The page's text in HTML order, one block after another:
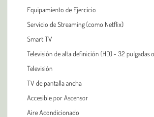
Equipamiento de Ejercicio
Servicio de Streaming (como Netflix)
Smart TV
Televisión de alta definición (HD) - 32 pulgadas
Televisión
TV de pantalla ancha
Accesible por Ascensor
Aire Acondicionado